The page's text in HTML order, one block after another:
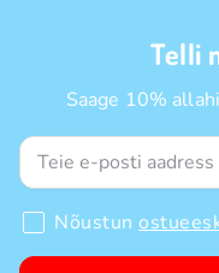
Telli
Saage 10%
Nõustun